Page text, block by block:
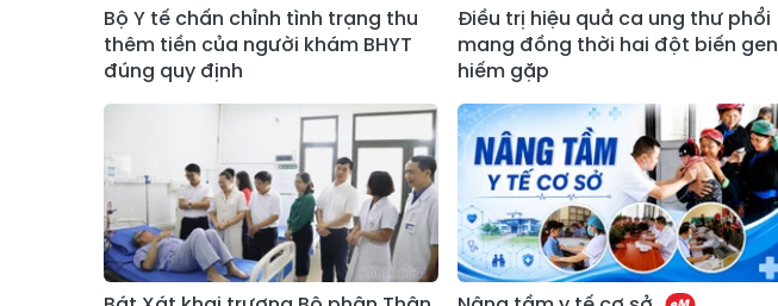
Bộ Y tế chấn chỉnh tình trạng thu
thêm tiền của người khám BHYT
đúng quy định
Điều trị hiệu quả ca ung thư phổi
mang đồng thời hai đột biến gen
hiếm gặp